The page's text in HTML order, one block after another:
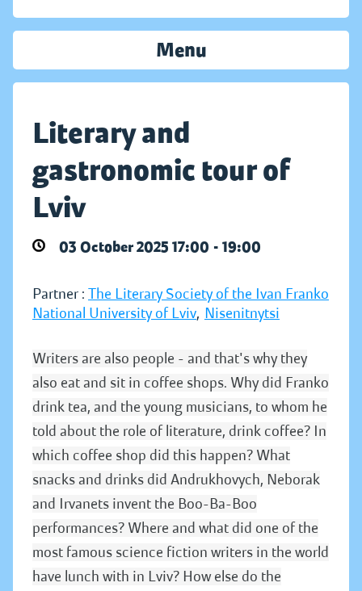
Menu
Literary and
gastronomic tour of
Lviv
03 October 2025 17:00 - 19:00
Partner : The Literary Society of the Ivan Franko
National University of Lviv, Nisenitnytsi
Writers are also people - and that's why they
also eat and sit in coffee shops. Why did Franko
drink tea, and the young musicians, to whom he
told about the role of literature, drink coffee? In
which coffee shop did this happen? What
snacks and drinks did Andrukhovych, Neborak
and Irvanets invent the Boo-Ba-Boo
performances? Where and what did one of the
most famous science fiction writers in the world
have lunch with in Lviv? How else do the